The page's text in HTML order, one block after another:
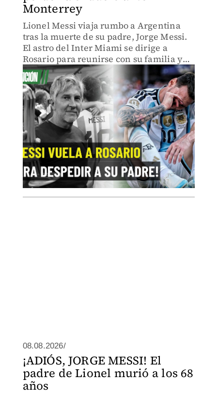
Monterrey
Lionel Messi viaja rumbo a Argentina
tras la muerte de su padre, Jorge Messi.
El astro del Inter Miami se dirige a
Rosario para reunirse con su familia y
sería baja ante Monterrey en la segunda
jornada de la Leagues Cup 2026.
08.08.2026/
¡ADIÓS, JORGE MESSI! El
padre de Lionel murió a los 68
años